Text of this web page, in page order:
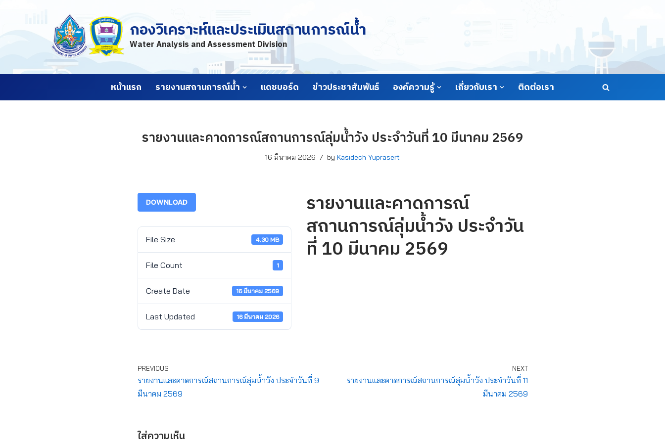
กองวิเคราะห์และประเมินสถานการณ์น้ำ
Water Analysis and Assessment Division
หน้าแรก รายงานสถานการณ์น้ำ แดชบอร์ด ข่าวประชาสัมพันธ์ องค์ความรู้ เกี่ยวกับเรา ติดต่อเรา
รายงานและคาดการณ์สถานการณ์ลุ่มน้ำวัง ประจำวันที่ 10 มีนาคม 2569
16 มีนาคม 2026 by Kasidech Yuprasert
DOWNLOAD
File Size 4.30 MB
File Count 1
Create Date 16 มีนาคม 2569
Last Updated 16 มีนาคม 2026
รายงานและคาดการณ์
สถานการณ์ลุ่มน้ำวัง ประจำวัน
ที่ 10 มีนาคม 2569
PREVIOUS
รายงานและคาดการณ์สถานการณ์ลุ่มน้ำวัง ประจำวันที่ 9
มีนาคม 2569
NEXT
รายงานและคาดการณ์สถานการณ์ลุ่มน้ำวัง ประจำวันที่ 11
มีนาคม 2569
ใส่ความเห็น